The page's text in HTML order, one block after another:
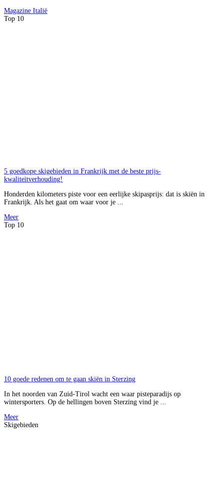
Magazine Italië
Top 10
5 goedkope skigebieden in Frankrijk met de beste prijs-
kwaliteitverhouding!
Honderden kilometers piste voor een eerlijke skipasprijs: dat is skiën in
Frankrijk. Als het gaat om waar voor je ...
Meer
Top 10
10 goede redenen om te gaan skiën in Sterzing
In het noorden van Zuid-Tirol wacht een waar pisteparadijs op
wintersporters. Op de hellingen boven Sterzing vind je ...
Meer
Skigebieden